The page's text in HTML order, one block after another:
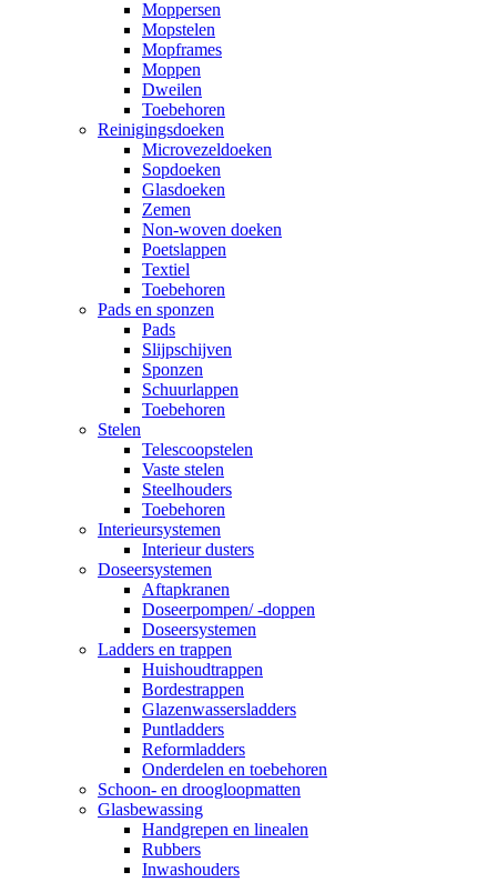
Moppersen
Mopstelen
Mopframes
Moppen
Dweilen
Toebehoren
Reinigingsdoeken
Microvezeldoeken
Sopdoeken
Glasdoeken
Zemen
Non-woven doeken
Poetslappen
Textiel
Toebehoren
Pads en sponzen
Pads
Slijpschijven
Sponzen
Schuurlappen
Toebehoren
Stelen
Telescoopstelen
Vaste stelen
Steelhouders
Toebehoren
Interieursystemen
Interieur dusters
Doseersystemen
Aftapkranen
Doseerpompen/ -doppen
Doseersystemen
Ladders en trappen
Huishoudtrappen
Bordestrappen
Glazenwassersladders
Puntladders
Reformladders
Onderdelen en toebehoren
Schoon- en droogloopmatten
Glasbewassing
Handgrepen en linealen
Rubbers
Inwashouders